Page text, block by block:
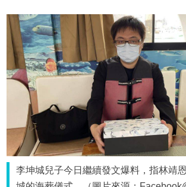
李坤城兒子今日繼續發文爆料，指林靖